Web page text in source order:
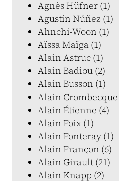
Agnès Hüfner (1)
Agustín Núñez (1)
Ahnchi-Woon (1)
Aïssa Maïga (1)
Alain Astruc (1)
Alain Badiou (2)
Alain Busson (1)
Alain Crombecque
Alain Étienne (4)
Alain Foix (1)
Alain Fonteray (1)
Alain Françon (6)
Alain Girault (21)
Alain Knapp (2)